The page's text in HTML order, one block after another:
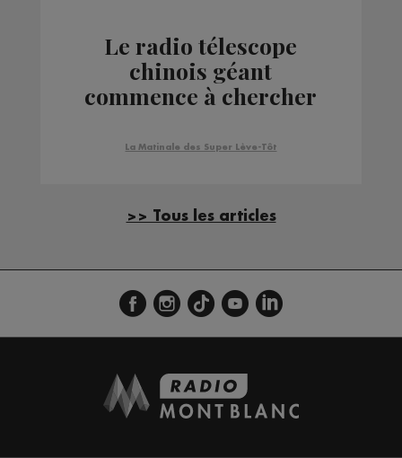
Le radio télescope
chinois géant
commence à chercher
La Matinale des Super Lève-Tôt
>> Tous les articles